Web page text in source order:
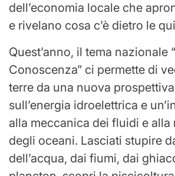
dell’economia locale che
e rivelano cosa c’è dietro le
Quest’anno, il tema nazionale
Conoscenza” ci permette di
terre da una nuova
sull’energia idroelettrica e
alla meccanica dei fluidi e
degli oceani. Lasciati stupire
dell’acqua, dai fiumi, dai